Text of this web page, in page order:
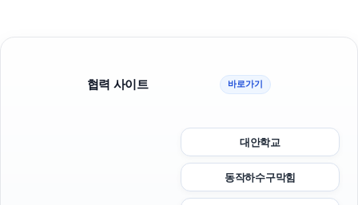
협력 사이트 바로가기
대안학교
동작하수구막힘